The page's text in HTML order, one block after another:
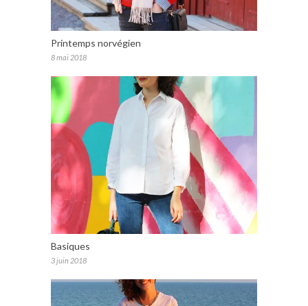
Printemps norvégien
8 mai 2018
Basiques
3 juin 2018